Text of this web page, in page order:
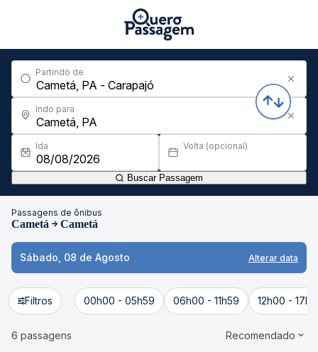
Partindo de
Indo para
Ida Volta (opcional)
Buscar Passagem
Passagens de ônibus
Cametá Cametá
Sábado, 08 de Agosto Alterar data
Filtros 00h00 - 05h59 06h00 - 11h59 12h00 -
6 passagens Recomendado